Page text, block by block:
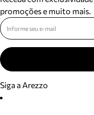
promoções e muito mais.
Siga a Arezzo